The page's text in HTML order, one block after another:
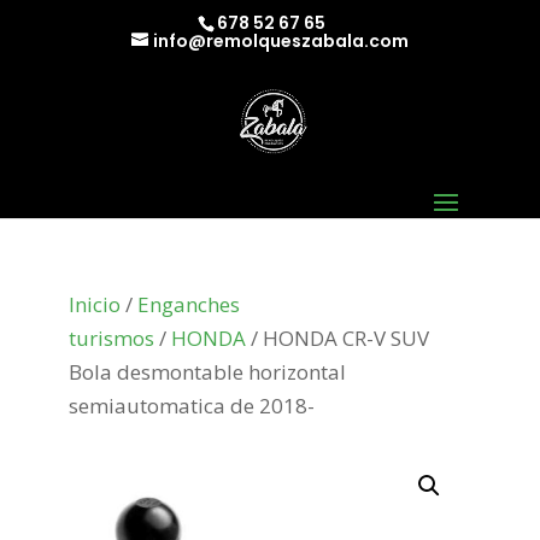
678 52 67 65
info@remolqueszabala.com
Inicio / Enganches
turismos / HONDA/ HONDA CR-V SUV
Bola desmontable horizontal
semiautomatica de 2018-